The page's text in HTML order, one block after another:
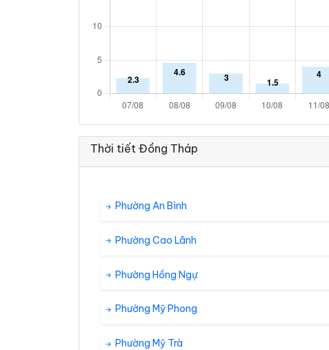
Thời tiết Đồng Tháp
Phường An Bình
Phường Cao Lãnh
Phường Hồng Ngự
Phường Mỹ Phong
Phường Mỹ Trà